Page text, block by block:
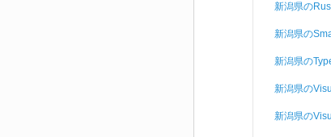
新潟県の
新潟県の
新潟県の
新潟県の
新潟県の